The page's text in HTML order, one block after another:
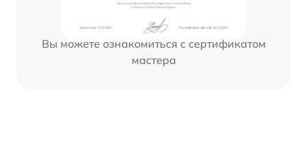
Вы можете ознакомиться с сертификатом
мастера